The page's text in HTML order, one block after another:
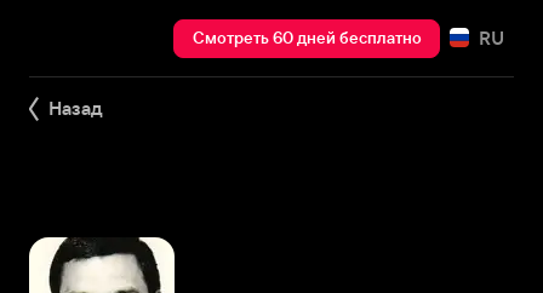
Смотреть 60 дней бесплатно RU
Назад